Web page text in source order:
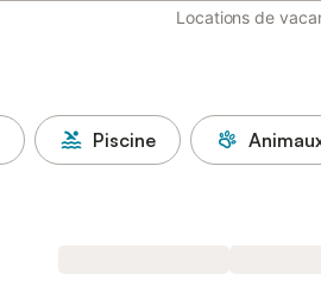
Locations de
Piscine